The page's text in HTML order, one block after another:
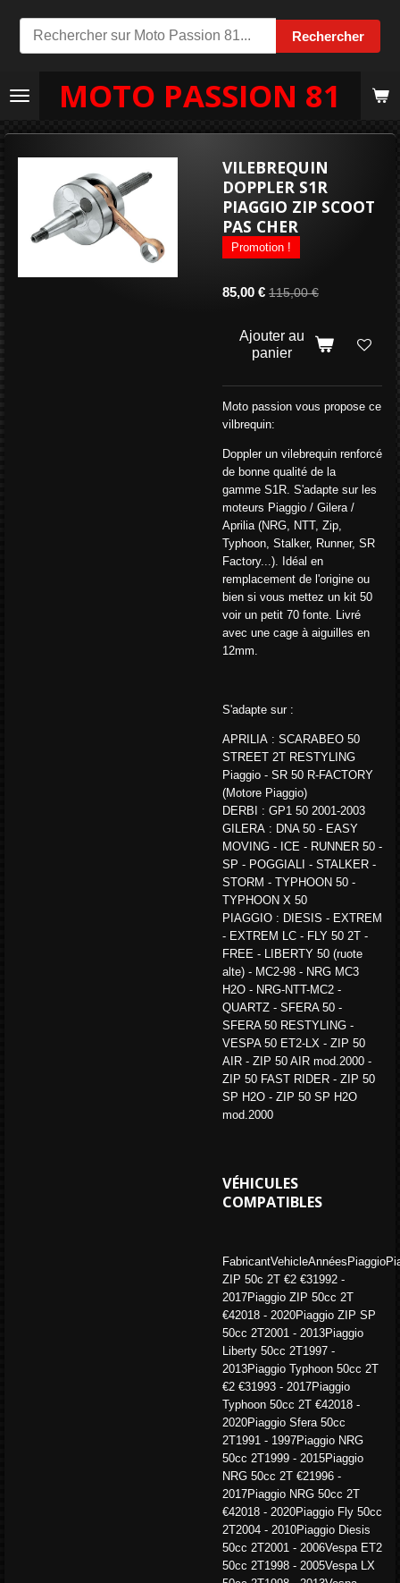
Rechercher
Passer
au
principal
MOTO PASSION 81
VILEBREQUIN
DOPPLER S1R
PIAGGIO ZIP SCOOT
PAS CHER
Promotion !
85,00 € 115,00 €
Ajouter au
panier
Moto passion vous propose ce
vilbrequin:
Doppler un vilebrequin renforcé
de bonne qualité de la
gamme S1R. S'adapte sur les
moteurs Piaggio / Gilera /
Aprilia (NRG, NTT, Zip,
Typhoon, Stalker, Runner, SR
Factory...). Idéal en
remplacement de l'origine ou
bien si vous mettez un kit 50
voir un petit 70 fonte. Livré
avec une cage à aiguilles en
12mm.
S'adapte sur :
APRILIA : SCARABEO 50
STREET 2T RESTYLING
Piaggio - SR 50 R-FACTORY
(Motore Piaggio)
DERBI : GP1 50 2001-2003
GILERA : DNA 50 - EASY
MOVING - ICE - RUNNER 50 -
SP - POGGIALI - STALKER -
STORM - TYPHOON 50 -
TYPHOON X 50
PIAGGIO : DIESIS - EXTREM
- EXTREM LC - FLY 50 2T -
FREE - LIBERTY 50 (ruote
alte) - MC2-98 - NRG MC3
H2O - NRG-NTT-MC2 -
QUARTZ - SFERA 50 -
SFERA 50 RESTYLING -
VESPA 50 ET2-LX - ZIP 50
AIR - ZIP 50 AIR mod.2000 -
ZIP 50 FAST RIDER - ZIP 50
SP H2O - ZIP 50 SP H2O
mod.2000
VÉHICULES
COMPATIBLES
ZIP 50c 2T €2 €31992 -
2017Piaggio ZIP 50cc 2T
€42018 - 2020Piaggio ZIP SP
50cc 2T2001 - 2013Piaggio
Liberty 50cc 2T1997 -
2013Piaggio Typhoon 50cc 2T
€2 €31993 - 2017Piaggio
Typhoon 50cc 2T €42018 -
2020Piaggio Sfera 50cc
2T1991 - 1997Piaggio NRG
50cc 2T1999 - 2015Piaggio
NRG 50cc 2T €21996 -
2017Piaggio NRG 50cc 2T
€42018 - 2020Piaggio Fly 50cc
2T2004 - 2010Piaggio Diesis
50cc 2T2001 - 2006Vespa ET2
50cc 2T1998 - 2005Vespa LX